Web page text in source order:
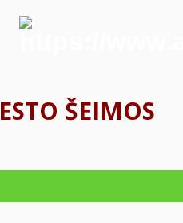
ŠEIMOS